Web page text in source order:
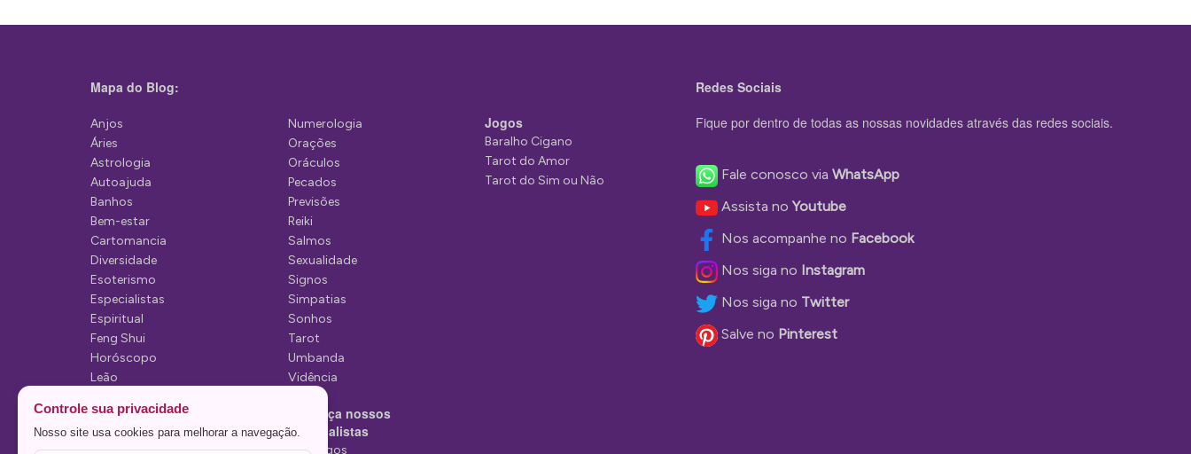
g
ç
o
d
e
P
o
s
t
Mapa do Blog:
Anjos
Áries
Astrologia
Autoajuda
Banhos
Bem-estar
Cartomancia
Diversidade
Esoterismo
Especialistas
Espiritual
Feng Shui
Horóscopo
Leão
Mediunidade
Mensagens
Numerologia
Orações
Oráculos
Pecados
Previsões
Reiki
Salmos
Sexualidade
Signos
Simpatias
Sonhos
Tarot
Umbanda
Vidência
Conheça nossos
Especialistas
Tarólogos
Jogos
Baralho Cigano
Tarot do Amor
Tarot do Sim ou Não
Redes Sociais
Fique por dentro de todas as nossas novidades através das redes sociais.
Fale conosco via WhatsApp
Assista noYoutube
Nos acompanhe no Facebook
Nos siga no Instagram
Nos siga no Twitter
Salve no Pinterest
Controle sua privacidade
Nosso site usa cookies para melhorar a navegação.